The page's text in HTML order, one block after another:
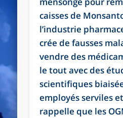
caisses de
l’industrie
crée de fausses
vendre des
le tout avec des
scientifiques
employés serviles
rappelle que les